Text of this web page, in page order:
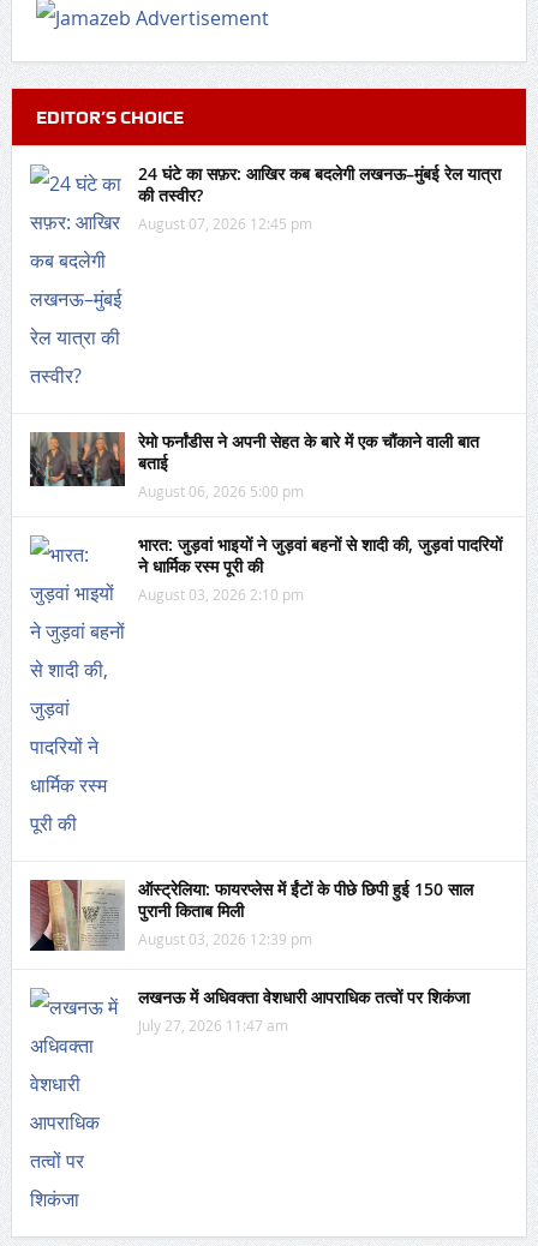
EDITOR’S CHOICE
24 घंटे का सफ़र: आखिर कब बदलेगी लखनऊ–मुंबई रेल यात्रा
की तस्वीर?
August 07, 2026 12:45 pm
रेमो फर्नांडीस ने अपनी सेहत के बारे में एक चौंकाने वाली बात
बताई
August 06, 2026 5:00 pm
भारत: जुड़वां भाइयों ने जुड़वां बहनों से शादी की, जुड़वां पादरियों
ने धार्मिक रस्म पूरी की
August 03, 2026 2:10 pm
ऑस्ट्रेलिया: फायरप्लेस में ईंटों के पीछे छिपी हुई 150 साल
पुरानी किताब मिली
August 03, 2026 12:39 pm
लखनऊ में अधिवक्ता वेशधारी आपराधिक तत्वों पर शिकंजा
July 27, 2026 11:47 am